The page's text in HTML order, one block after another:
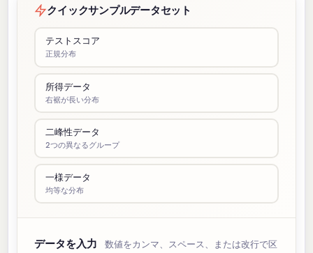
クイックサンプルデータセット
テストスコア
正規分布
所得データ
右裾が長い分布
二峰性データ
2つの異なるグループ
一様データ
均等な分布
データを入力
数値をカンマ、スペース、または改行で区